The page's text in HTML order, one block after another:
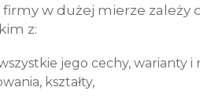
w dużej mierze zależy
z:
jego cechy, warianty i
kształty,